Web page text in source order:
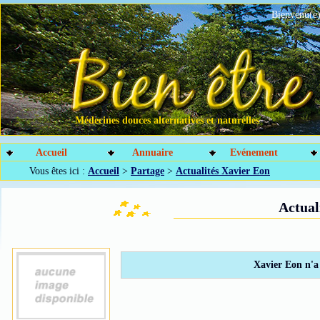
Médecines douces alternatives et naturelles
Accueil Annuaire
Evénement
Vous êtes ici : Accueil > Partage > Actualités Xavier Eon
Xavier Eon